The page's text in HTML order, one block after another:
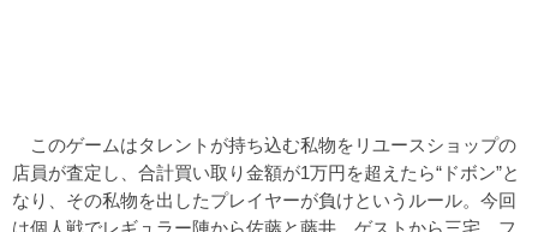
このゲームはタレントが持ち込む私物をリユースショップの
店員が査定し、合計買い取り金額が1万円を超えたら“ドボン”と
なり、その私物を出したプレイヤーが負けというルール。今回
は個人戦でレギュラー陣から佐藤と藤井、ゲストから三宅、フ